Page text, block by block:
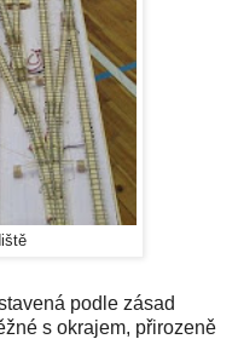
podle zásad
s okrajem, přirozeně